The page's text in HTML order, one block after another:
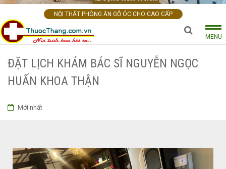
NỘI THẤT PHÒNG ĂN GỖ ÓC CHO CAO CẤP
MENU
ĐẶT LỊCH KHÁM BÁC SĨ NGUYỄN NGỌC
HUẤN KHOA THẬN
Mới nhất